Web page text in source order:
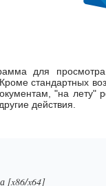
для
стандартных
"на лету"
действия.
[x86/x64]